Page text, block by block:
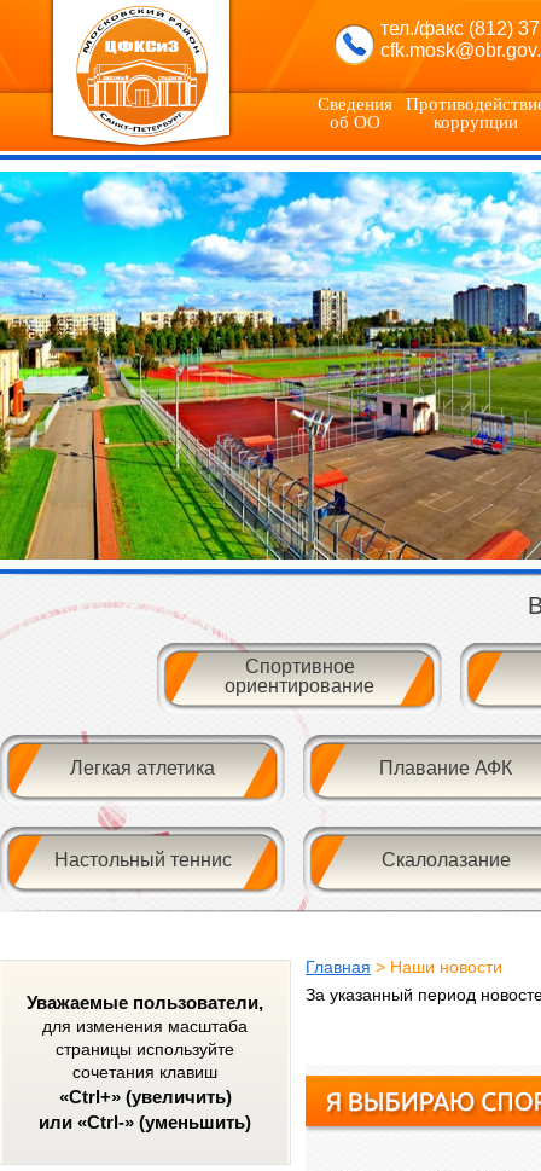
тел./факс (812)
Сведения
об ОО
коррупции
Спортивное
ориентирование
Легкая атлетика Плавание АФК
Настольный теннис Скалолазание
Уважаемые пользователи,
для изменения масштаба
страницы используйте
сочетания клавиш
«Ctrl+» (увеличить)
или «Ctrl-» (уменьшить)
Главная > Наши новости
За указанный период